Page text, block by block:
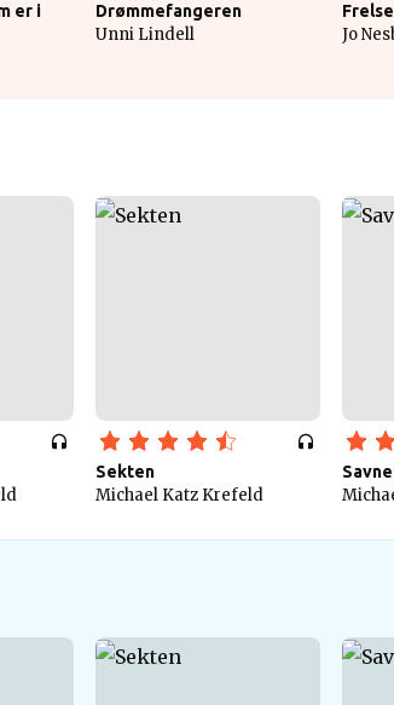
er i
Drømmefangeren
Unni Lindell Jo
Sekten
Michael Katz Krefeld